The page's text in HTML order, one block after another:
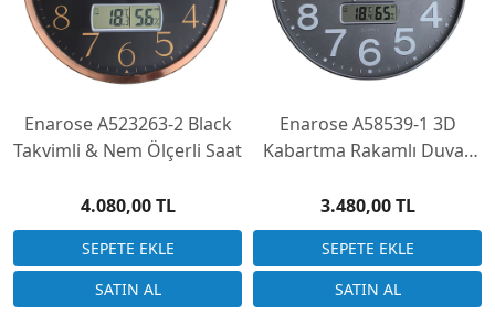
Enarose A523263-2 Black
Takvimli & Nem Ölçerli Saat
4.080,00 TL
Enarose A58539-1 3D
Kabartma Rakamlı Duvar
3.480,00 TL